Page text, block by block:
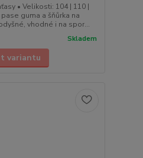
• Velikosti: 104 | 110 |
pase guma a šňůrka na
vhodné i na spor...
Skladem
variantu